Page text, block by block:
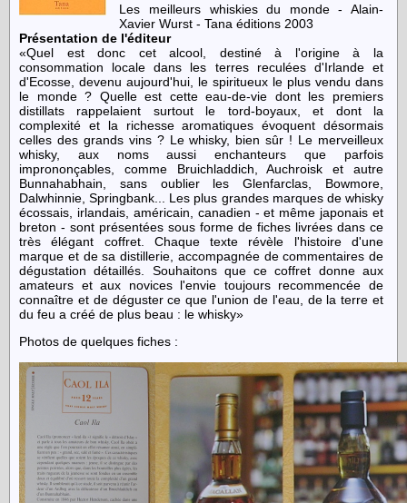
Les meilleurs whiskies du monde - Alain-
Xavier Wurst - Tana éditions 2003
Présentation de l'éditeur
Quel est donc cet alcool, destiné à l'origine à la
consommation locale dans les terres reculées d'Irlande et
d'Ecosse, devenu aujourd'hui, le spiritueux le plus vendu dans
le monde ? Quelle est cette eau-de-vie dont les premiers
distillats rappelaient surtout le tord-boyaux, et dont la
complexité et la richesse aromatiques évoquent désormais
celles des grands vins ? Le whisky, bien sûr ! Le merveilleux
whisky, aux noms aussi enchanteurs que parfois
imprononçables, comme Bruichladdich, Auchroisk et autre
Bunnahabhain, sans oublier les Glenfarclas, Bowmore,
Dalwhinnie, Springbank... Les plus grandes marques de whisky
écossais, irlandais, américain, canadien - et même japonais et
breton - sont présentées sous forme de fiches livrées dans ce
très élégant coffret. Chaque texte révèle l'histoire d'une
marque et de sa distillerie, accompagnée de commentaires de
dégustation détaillés. Souhaitons que ce coffret donne aux
amateurs et aux novices l'envie toujours recommencée de
connaître et de déguster ce que l'union de l'eau, de la terre et
du feu a créé de plus beau : le whisky
Photos de quelques fiches :